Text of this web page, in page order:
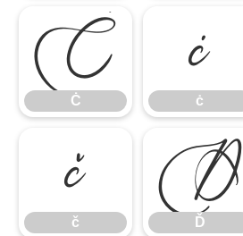
Ċ
Ċ
ċ
ċ
č
č
Ď
Ď